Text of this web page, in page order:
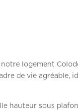
logement
de vie agréable,
hauteur sous